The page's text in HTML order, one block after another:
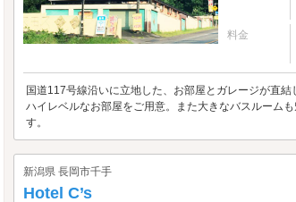
料金
国道117号線沿いに立地した、お部屋とガレージが直
ハイレベルなお部屋をご用意。また大きなバスルーム
す。
新潟県 長岡市千手
Hotel C’s